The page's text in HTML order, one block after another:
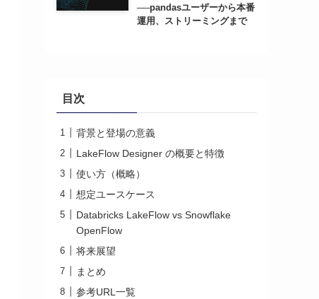
──pandasユーザーから本番
運用、ストリーミングまで
目次
背景と登場の意義
LakeFlow Designer の概要と特徴
使い方（概略）
想定ユースケース
Databricks LakeFlow vs Snowflake
OpenFlow
将来展望
まとめ
参考URL一覧